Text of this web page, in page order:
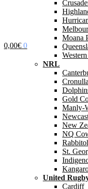
0,00€ 0
Moana
NRL
Gold
Manly-
New
NQ
St.
United
Cardiff